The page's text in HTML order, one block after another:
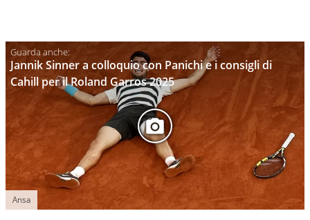
Jannik Sinner a colloquio con Panichi e i consigli di
Cahill per il Roland Garros 2025
Ansa